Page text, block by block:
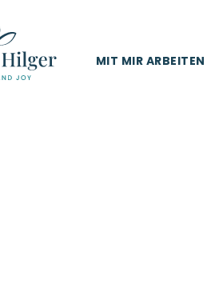
MIT MIR ARBEITEN